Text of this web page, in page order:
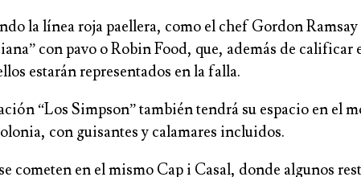
la línea roja paellera, como el chef Gordon
con pavo o Robin Food, que, además de
estarán representados en la falla.
“Los Simpson” también tendrá su espacio en el
con guisantes y calamares incluidos.
cometen en el mismo Cap i Casal, donde algunos